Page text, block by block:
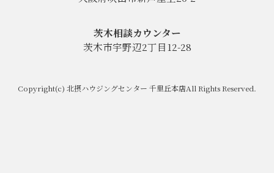
茨木相談カウンター
茨木市宇野辺2丁目12-28
Copyright(c) 北摂ハウジングセンター 千里丘本店All Rights Reserved.